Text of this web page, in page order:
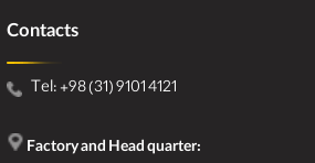
Contacts
Tel: +98 (31) 9101 4121
Factory and Head quarter: